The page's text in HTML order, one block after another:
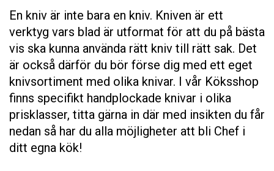
En kniv är inte bara en kniv. Kniven är ett
verktyg vars blad är utformat för att du på bästa
vis ska kunna använda rätt kniv till rätt sak. Det
är också därför du bör förse dig med ett eget
knivsortiment med olika knivar. I vår Köksshop
finns specifikt handplockade knivar i olika
prisklasser, titta gärna in där med insikten du får
nedan så har du alla möjligheter att bli Chef i
ditt egna kök!